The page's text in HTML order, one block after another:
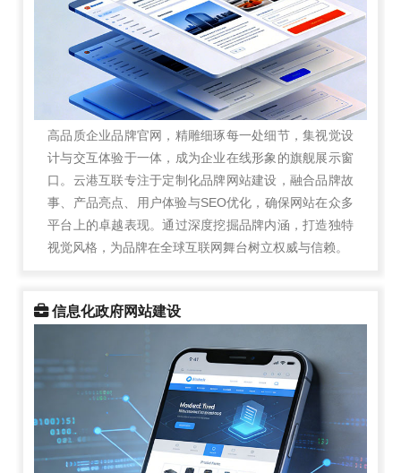
高品质企业品牌官网，精雕细琢每一处细节，集视觉设
计与交互体验于一体，成为企业在线形象的旗舰展示窗
口。云港互联专注于定制化品牌网站建设，融合品牌故
事、产品亮点、用户体验与SEO优化，确保网站在众多
平台上的卓越表现。通过深度挖掘品牌内涵，打造独特
视觉风格，为品牌在全球互联网舞台树立权威与信赖。
信息化政府网站建设